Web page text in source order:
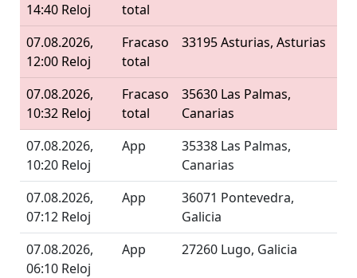
14:40 Reloj
total
07.08.2026,
12:00 Reloj
Fracaso
total
33195 Asturias, Asturias
07.08.2026,
10:32 Reloj
Fracaso
total
35630 Las Palmas,
Canarias
07.08.2026,
10:20 Reloj
App
35338 Las Palmas,
Canarias
07.08.2026,
07:12 Reloj
App
36071 Pontevedra,
Galicia
07.08.2026,
06:10 Reloj
App 27260 Lugo, Galicia